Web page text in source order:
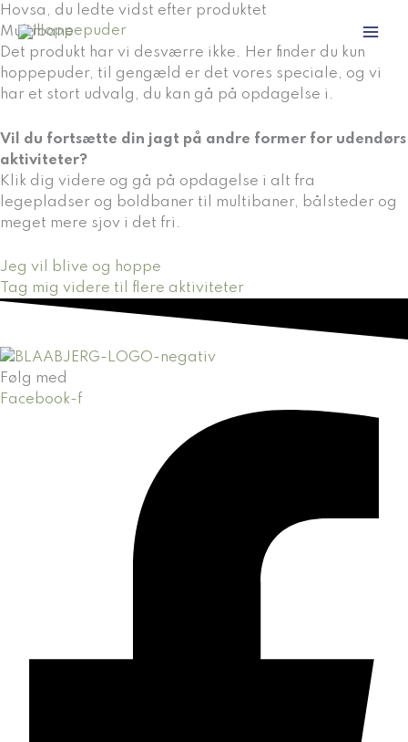
Gå
til
indholdet
Hovsa, du ledte vidst efter produktet
Multibane
Det produkt har vi desværre ikke. Her finder du kun
hoppepuder, til gengæld er det vores speciale, og vi
har et stort udvalg, du kan gå på opdagelse i.
Vil du fortsætte din jagt på andre former for udendørs
aktiviteter?
Klik dig videre og gå på opdagelse i alt fra
legepladser og boldbaner til multibaner, bålsteder og
meget mere sjov i det fri.
Jeg vil blive og hoppe
Tag mig videre til flere aktiviteter
Følg med
Facebook-f